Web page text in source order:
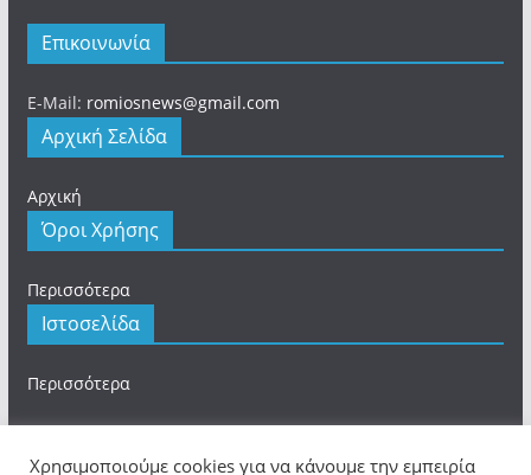
Επικοινωνία
E-Mail: romiosnews@gmail.com
Αρχική Σελίδα
Αρχική
Όροι Χρήσης
Περισσότερα
Ιστοσελίδα
Περισσότερα
Χρησιμοποιούμε cookies για να κάνουμε την εμπειρία